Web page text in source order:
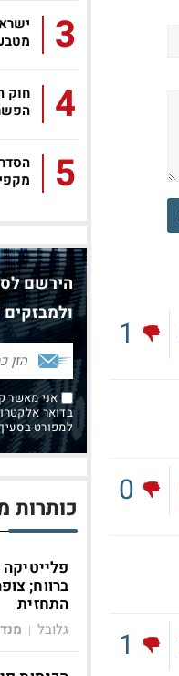
1
0
1
3
4
חוק
5
הירשם
אני מאשר
בדואר
למפורט בסעיף 10 בתנאי
כותרות
ברווח;
התחזית
גלובל |